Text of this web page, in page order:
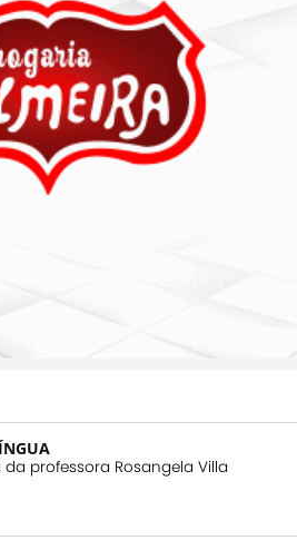
professora Rosangela Villa